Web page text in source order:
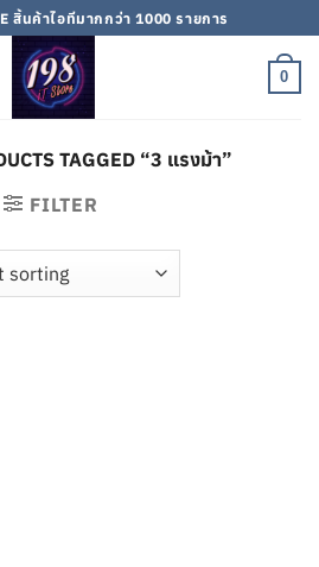
สิ้นค้าไอทีมากกว่า 1000 รายการ
0
TAGGED “3 แรงม้า”
FILTER